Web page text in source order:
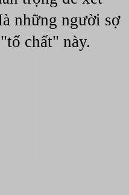
những người sợ
chất" này.